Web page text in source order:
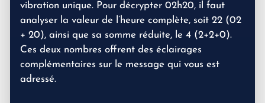
vibration unique. Pour décrypter 02h20, il faut
analyser la valeur de l’heure complète, soit 22 (02
+ 20), ainsi que sa somme réduite, le 4 (2+2+0).
Ces deux nombres offrent des éclairages
complémentaires sur le message qui vous est
adressé.